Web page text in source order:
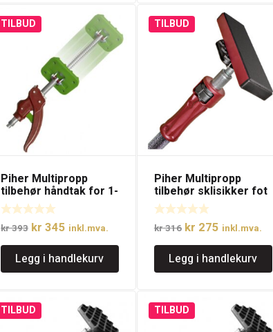
TILBUD
Piher Multipropp
tilbehør håndtak for 1-
hånds betjening
kr393 Opprinnelig
pris
var:
kr 393.
kr 345 Nåværende
pris
er:
kr 345.
inkl.mva.
Legg i handlekurv
TILBUD
Piher Multipropp
tilbehør sklisikker fot
70x6cm
kr316 Opprinnelig
pris
var:
kr 316.
kr 275Nåværende
pris
er:
kr 275.
inkl.mva.
Legg i handlekurv
TILBUD TILBUD